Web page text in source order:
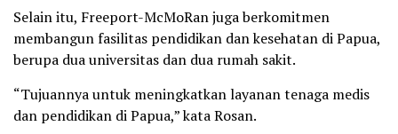
Selain itu, Freeport-McMoRan juga berkomitmen
membangun fasilitas pendidikan dan kesehatan di Papua,
berupa dua universitas dan dua rumah sakit.
“Tujuannya untuk meningkatkan layanan tenaga medis
dan pendidikan di Papua,” kata Rosan.